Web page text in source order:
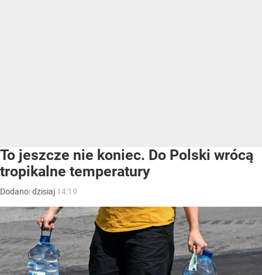
To jeszcze nie koniec. Do Polski wrócą
tropikalne temperatury
Dodano:dzisiaj 14:19